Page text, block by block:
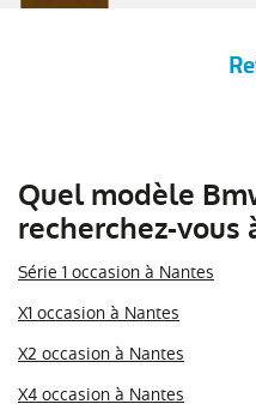
Quel modèle
recherchez-vous
Série 1 occasion à Nantes
X1 occasion à Nantes
X2 occasion à Nantes
X4 occasion à Nantes